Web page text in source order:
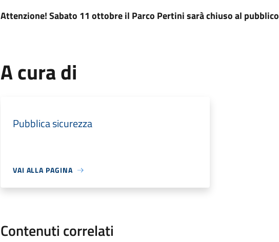
Attenzione! Sabato 11 ottobre il Parco Pertini sarà chiuso al pubblico
A cura di
Pubblica sicurezza
VAI ALLA PAGINA
Contenuti correlati